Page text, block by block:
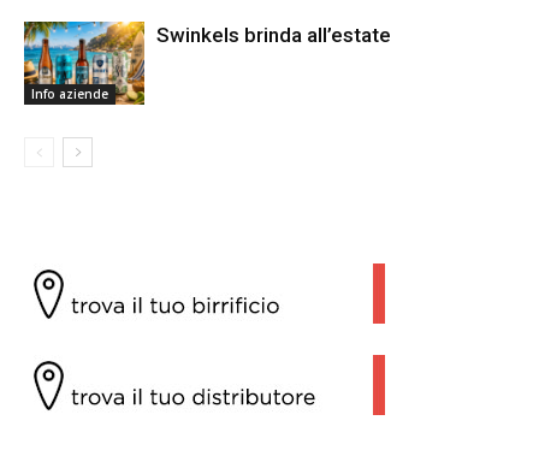
Info aziende
Swinkels brinda all’estate